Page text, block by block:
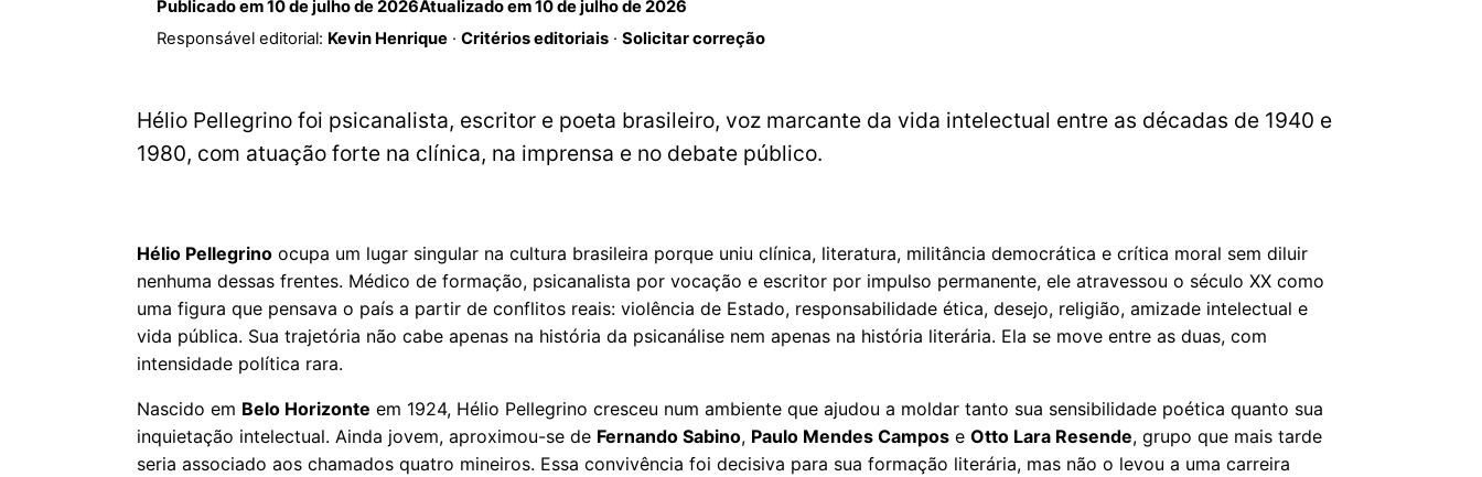
Publicado em10 de julho de 2026Atualizado em10 de julho de 2026
Responsável editorial: Kevin Henrique· Critérios editoriais· Solicitar correção
Hélio Pellegrino foi psicanalista, escritor e poeta brasileiro, voz marcante da vida intelectual entre as décadas de 1940 e
1980, com atuação forte na clínica, na imprensa e no debate público.
Hélio Pellegrino ocupa um lugar singular na cultura brasileira porque uniu clínica, literatura, militância democrática e crítica moral sem diluir
nenhuma dessas frentes. Médico de formação, psicanalista por vocação e escritor por impulso permanente, ele atravessou o século XX como
uma figura que pensava o país a partir de conflitos reais: violência de Estado, responsabilidade ética, desejo, religião, amizade intelectual e
vida pública. Sua trajetória não cabe apenas na história da psicanálise nem apenas na história literária. Ela se move entre as duas, com
intensidade política rara.
Nascido em Belo Horizonte em 1924, Hélio Pellegrino cresceu num ambiente que ajudou a moldar tanto sua sensibilidade poética quanto sua
inquietação intelectual. Ainda jovem, aproximou-se de Fernando Sabino, Paulo Mendes Campos e Otto Lara Resende, grupo que mais tarde
seria associado aos chamados quatro mineiros. Essa convivência foi decisiva para sua formação literária, mas não o levou a uma carreira